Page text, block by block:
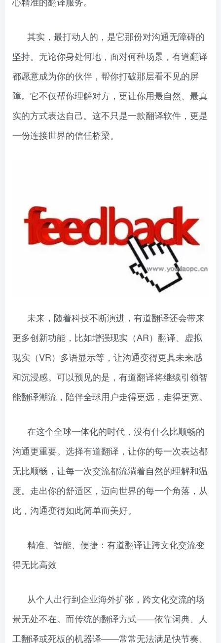
其实，最打动人的，是它那份对沟通无障碍的
坚持。无论你身处何地，面对何种场景，有道翻译
都愿意成为你的伙伴，帮你打破那层看不见的屏
障。它不仅帮你理解对方，更让你用最自然、最真
实的方式表达自己。这不只是一款翻译软件，更是
一份连接世界的信任桥梁。
未来，随着科技不断演进，有道翻译还会带来
更多创新功能，比如增强现实（AR）翻译、虚拟
现实（VR）多语显示等，让沟通变得更具未来感
和沉浸感。可以预见的是，有道翻译将继续引领智
能翻译潮流，陪伴全球用户走得更远，走得更宽。
在这个全球一体化的时代，没有什么比顺畅的
沟通更重要。选择有道翻译，让你的每一次表达都
无比顺畅，让每一次交流都流淌着自然的理解和温
度。走出你的舒适区，迈向世界的每一个角落，从
此，沟通变得如此简单而美好。
精准、智能、便捷：有道翻译让跨文化交流变
得无比高效
从个人出行到企业海外扩张，跨文化交流的场
景无处不在。而传统的翻译方式——依靠词典、人
工翻译或死板的机器译——常常无法满足快节奏、